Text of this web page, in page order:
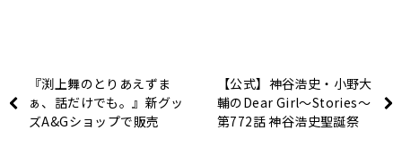
『渕上舞のとりあえずま
ぁ、話だけでも。』新グッ
ズA&Gショップで販売
【公式】神谷浩史・小野大
輔のDear Girl〜Stories〜
第772話 神谷浩史聖誕祭